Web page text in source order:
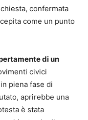
confermata
come un punto
di un
civici
piena fase di
aprirebbe una
è stata